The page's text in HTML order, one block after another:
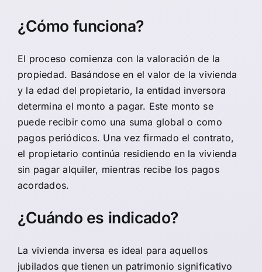
¿Cómo funciona?
El proceso comienza con la valoración de la
propiedad. Basándose en el valor de la vivienda
y la edad del propietario, la entidad inversora
determina el monto a pagar. Este monto se
puede recibir como una suma global o como
pagos periódicos. Una vez firmado el contrato,
el propietario continúa residiendo en la vivienda
sin pagar alquiler, mientras recibe los pagos
acordados.
¿Cuándo es indicado?
La vivienda inversa es ideal para aquellos
jubilados que tienen un patrimonio significativo